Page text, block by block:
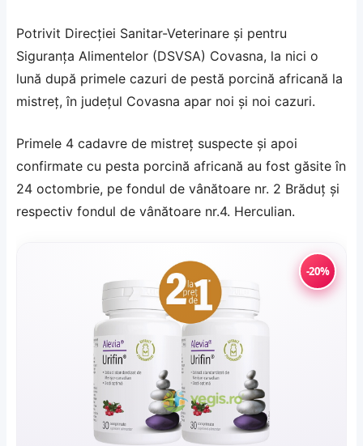
Potrivit Direcţiei Sanitar-Veterinare şi pentru
Siguranţa Alimentelor (DSVSA) Covasna, la nici o
lună după primele cazuri de pestă porcină africană la
mistreț, în județul Covasna apar noi și noi cazuri.
Primele 4 cadavre de mistreț suspecte și apoi
confirmate cu pesta porcină africană au fost găsite în
24 octombrie, pe fondul de vânătoare nr. 2 Brăduț și
respectiv fondul de vânătoare nr.4. Herculian.
-20%